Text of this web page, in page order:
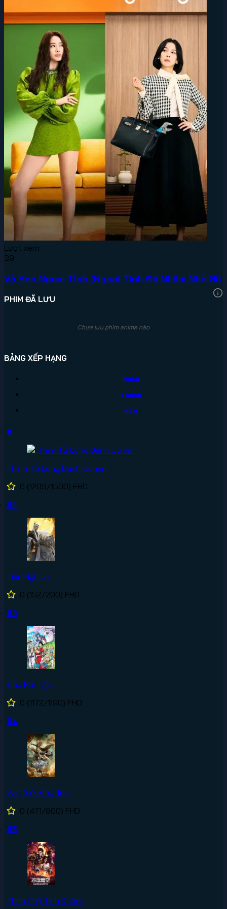
Lượt xem:
39
Vỏ Bọc Ngoại Tình (Ngoại Tình Đã Nhằm Nhò Gì)
PHIM ĐÃ LƯU
Chưa lưu phim anime nào
BẢNG XẾP HẠNG
Ngày
Tháng
Năm
#1
Thám Tử Lừng Danh Conan
0 (1209/1500) FHD
#2
Tiên Nghịch
0 (152/200) FHD
#3
Đảo Hải Tặc
0 (1172/1190) FHD
#4
Vạn Giới Độc Tôn
0 (471/800) FHD
#5
Thôn Phệ Tinh Không